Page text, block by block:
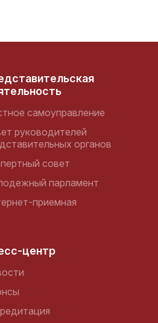
самоуправление
руководителей
органов
совет
парламент
приемная
центр